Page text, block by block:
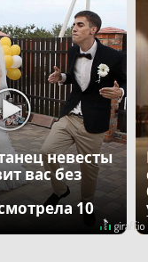
невесты
вас без
10